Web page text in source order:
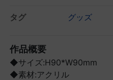
タグ グッズ
作品概要
◆サイズ:H90*W90mm
◆素材:アクリル